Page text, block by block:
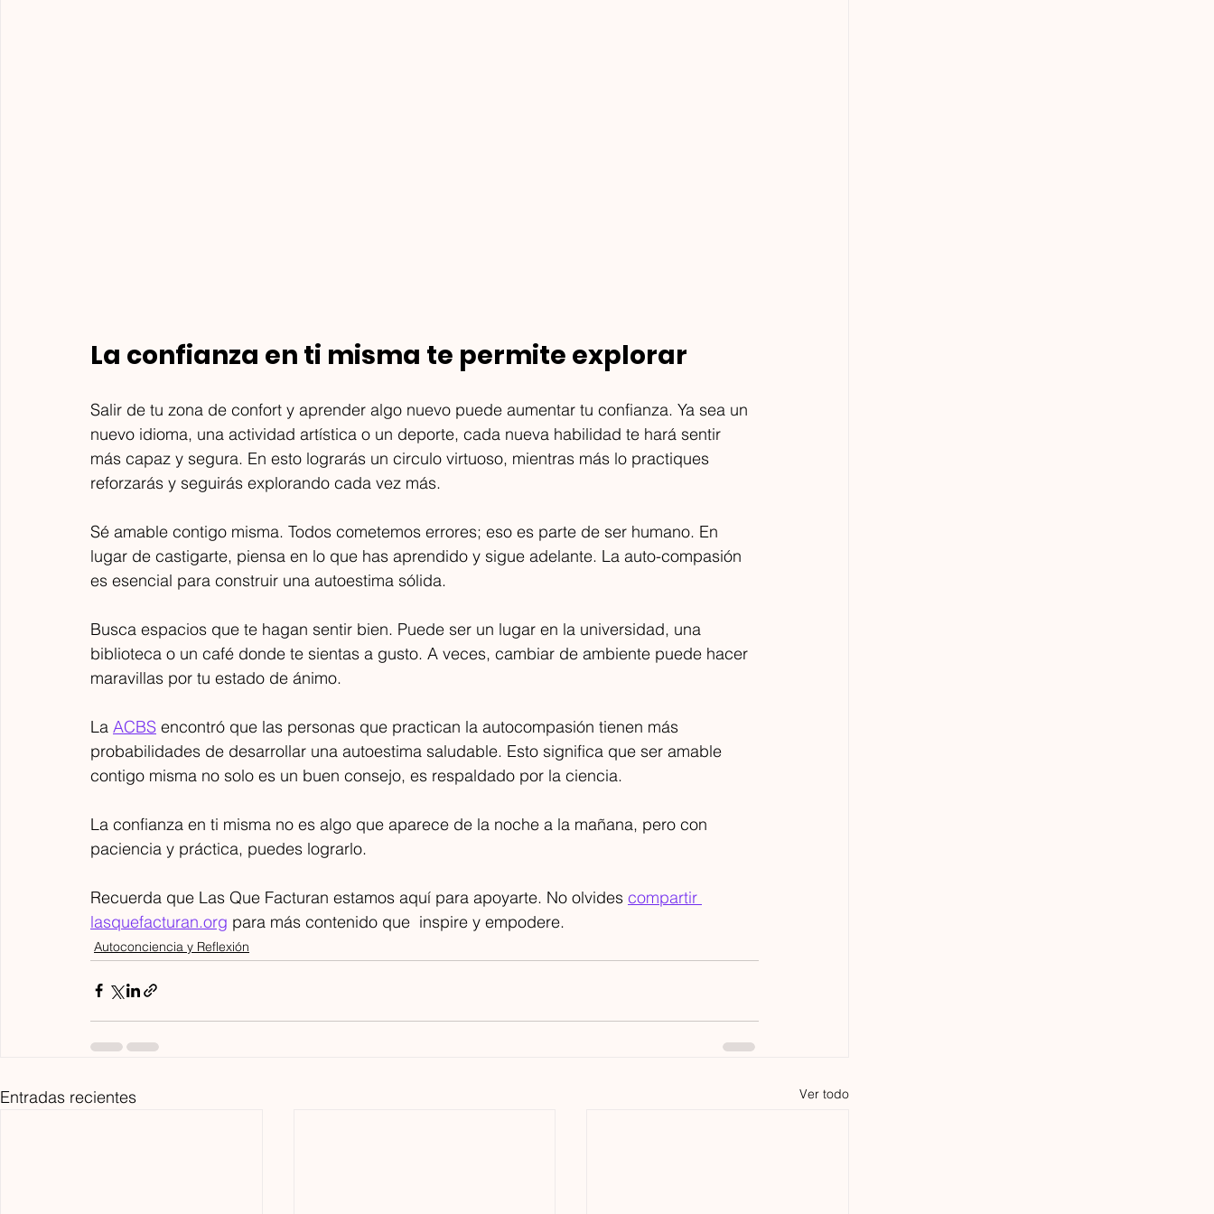
La confianza en ti misma te permite explorar
Salir de tu zona de confort y aprender algo nuevo puede aumentar tu confianza. Ya sea un
nuevo idioma, una actividad artística o un deporte, cada nueva habilidad te hará sentir
más capaz y segura. En esto lograrás un circulo virtuoso, mientras más lo practiques
reforzarás y seguirás explorando cada vez más.
Sé amable contigo misma. Todos cometemos errores; eso es parte de ser humano. En
lugar de castigarte, piensa en lo que has aprendido y sigue adelante. La auto-compasión
es esencial para construir una autoestima sólida.
Busca espacios que te hagan sentir bien. Puede ser un lugar en la universidad, una
biblioteca o un café donde te sientas a gusto. A veces, cambiar de ambiente puede hacer
maravillas por tu estado de ánimo.
La ACBS encontró que las personas que practican la autocompasión tienen más
probabilidades de desarrollar una autoestima saludable. Esto significa que ser amable
contigo misma no solo es un buen consejo, es respaldado por la ciencia.
La confianza en ti misma no es algo que aparece de la noche a la mañana, pero con
paciencia y práctica, puedes lograrlo.
Recuerda que Las Que Facturan estamos aquí para apoyarte. No olvides compartir
lasquefacturan.org para más contenido que  inspire y empodere.
Autoconciencia y Reflexión
Entradas recientes Ver todo